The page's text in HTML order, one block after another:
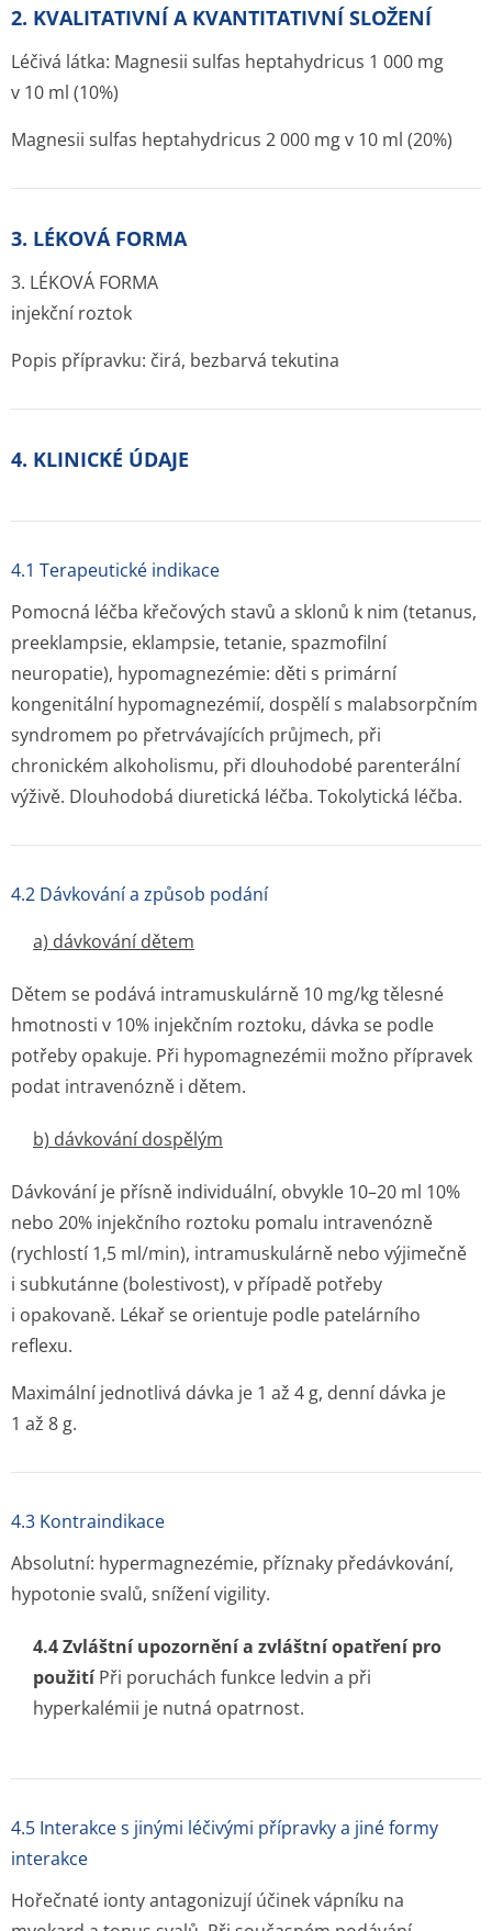
2. KVALITATIVNÍ A KVANTITATIVNÍ SLOŽENÍ
Léčivá látka: Magnesii sulfas heptahydricus 1 000 mg
v 10 ml (10%)
Magnesii sulfas heptahydricus 2 000 mg v 10 ml (20%)
3. LÉKOVÁ FORMA
3. LÉKOVÁ FORMA
injekční roztok
Popis přípravku: čirá, bezbarvá tekutina
4. KLINICKÉ ÚDAJE
4.1 Terapeutické indikace
Pomocná léčba křečových stavů a sklonů k nim (tetanus,
preeklampsie, eklampsie, tetanie, spazmofilní
neuropatie), hypomagnezémie: děti s primární
kongenitální hypomagnezémií, dospělí s malabsorpčním
syndromem po přetrvávajících průjmech, při
chronickém alkoholismu, při dlouhodobé parenterální
výživě. Dlouhodobá diuretická léčba. Tokolytická léčba.
4.2 Dávkování a způsob podání
a) dávkování dětem
Dětem se podává intramuskulárně 10 mg/kg tělesné
hmotnosti v 10% injekčním roztoku, dávka se podle
potřeby opakuje. Při hypomagnezémii možno přípravek
podat intravenózně i dětem.
b) dávkování dospělým
Dávkování je přísně individuální, obvykle 10–20 ml 10%
nebo 20% injekčního roztoku pomalu intravenózně
(rychlostí 1,5 ml/min), intramuskulárně nebo výjimečně
i subkutánne (bolestivost), v případě potřeby
i opakovaně. Lékař se orientuje podle patelárního
reflexu.
Maximální jednotlivá dávka je 1 až 4 g, denní dávka je
1 až 8 g.
4.3 Kontraindikace
Absolutní: hypermagnezémie, příznaky předávkování,
hypotonie svalů, snížení vigility.
4.4 Zvláštní upozornění a zvláštní opatření pro
použitíPři poruchách funkce ledvin a při
hyperkalémii je nutná opatrnost.
4.5 Interakce s jinými léčivými přípravky a jiné formy
interakce
Hořečnaté ionty antagonizují účinek vápníku na